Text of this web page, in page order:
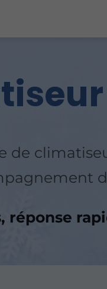
de
réponse